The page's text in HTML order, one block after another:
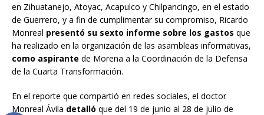
en Zihuatanejo, Atoyac, Acapulco y Chilpancingo, en el estado
de Guerrero, y a fin de cumplimentar su compromiso, Ricardo
Monreal presentó su sexto informe sobre los gastos que
ha realizado en la organización de las asambleas informativas,
como aspirante de Morena a la Coordinación de la Defensa
de la Cuarta Transformación.
En el reporte que compartió en redes sociales, el doctor
Monreal Ávila detalló que del 19 de junio al 28 de julio de